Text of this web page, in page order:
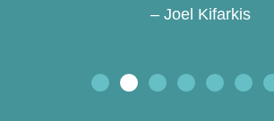
– Joel Kifarkis